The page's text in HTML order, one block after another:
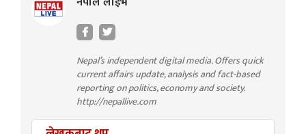
Nepal’s independent digital media. Offers quick
current affairs update, analysis and fact-based
reporting on politics, economy and society.
http://nepallive.com